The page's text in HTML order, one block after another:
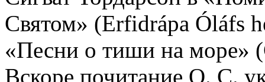
Святом» (Erfidrápa Óláfs
«Песни о тиши на море»
Вскоре почитание О. С.